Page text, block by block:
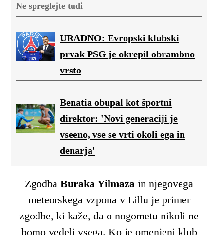
Ne spreglejte tudi
URADNO: Evropski klubski
prvak PSG je okrepil obrambno
vrsto
Benatia obupal kot športni
direktor: 'Novi generaciji je
vseeno, vse se vrti okoli ega in
denarja'
Zgodba Buraka Yilmaza in njegovega
meteorskega vzpona v Lillu je primer
zgodbe, ki kaže, da o nogometu nikoli ne
bomo vedeli vsega. Ko je omenjeni klub